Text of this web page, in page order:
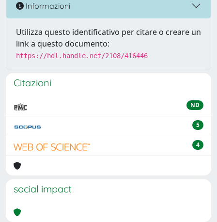
Informazioni
Utilizza questo identificativo per citare o creare un
link a questo documento:
https://hdl.handle.net/2108/416446
Citazioni
ND
5
4
social impact